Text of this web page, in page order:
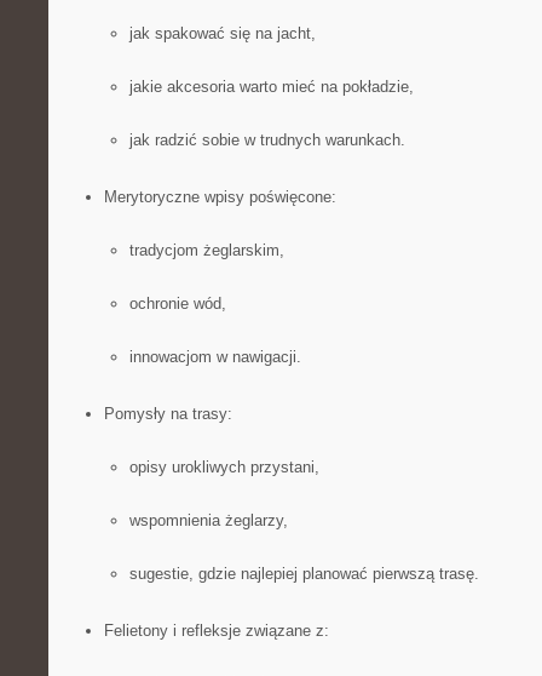
jak spakować się na jacht,
jakie akcesoria warto mieć na pokładzie,
jak radzić sobie w trudnych warunkach.
Merytoryczne wpisy poświęcone:
tradycjom żeglarskim,
ochronie wód,
innowacjom w nawigacji.
Pomysły na trasy:
opisy urokliwych przystani,
wspomnienia żeglarzy,
sugestie, gdzie najlepiej planować pierwszą trasę.
Felietony i refleksje związane z: